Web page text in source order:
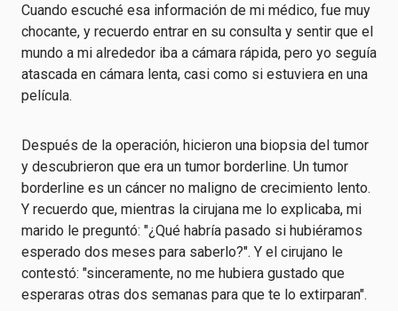
Cuando escuché esa información de mi médico, fue muy
chocante, y recuerdo entrar en su consulta y sentir que el
mundo a mi alrededor iba a cámara rápida, pero yo seguía
atascada en cámara lenta, casi como si estuviera en una
película.
Después de la operación, hicieron una biopsia del tumor
y descubrieron que era un tumor borderline. Un tumor
borderline es un cáncer no maligno de crecimiento lento.
Y recuerdo que, mientras la cirujana me lo explicaba, mi
marido le preguntó: "¿Qué habría pasado si hubiéramos
esperado dos meses para saberlo?". Y el cirujano le
contestó: "sinceramente, no me hubiera gustado que
esperaras otras dos semanas para que te lo extirparan".